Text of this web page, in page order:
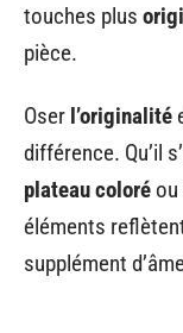
touches plus
pièce.
Oser l’originalité
différence. Qu’il
plateau coloré ou
éléments
supplément